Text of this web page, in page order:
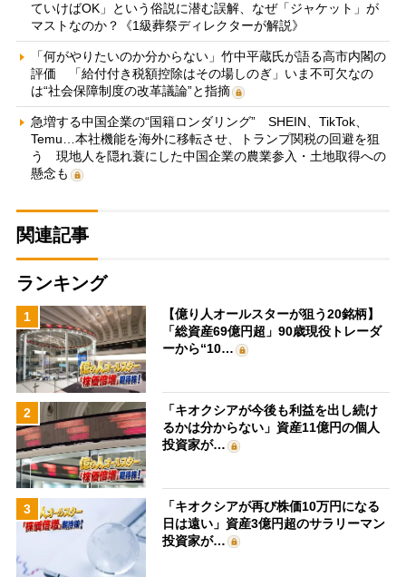
ていけばOK」という俗説に潜む誤解、なぜ「ジャケット」が
マストなのか？《1級葬祭ディレクターが解説》
「何がやりたいのか分からない」竹中平蔵氏が語る高市内閣の
評価 「給付付き税額控除はその場しのぎ」いま不可欠なの
は“社会保障制度の改革議論”と指摘
急増する中国企業の“国籍ロンダリング” SHEIN、TikTok、
Temu…本社機能を海外に移転させ、トランプ関税の回避を狙
う 現地人を隠れ蓑にした中国企業の農業参入・土地取得への
懸念も
関連記事
ランキング
1
【億り人オールスターが狙う20銘柄】
「総資産69億円超」90歳現役トレーダ
ーから“10…
2
「キオクシアが今後も利益を出し続け
るかは分からない」資産11億円の個人
投資家が…
3
「キオクシアが再び株価10万円になる
日は遠い」資産3億円超のサラリーマン
投資家が…